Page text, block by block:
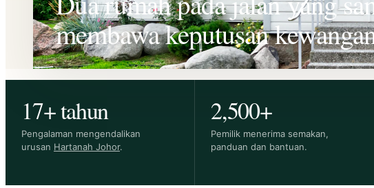
membawa keputusan
17+ tahun
Pengalaman mengendalikan
urusan Hartanah Johor.
2,500+
Pemilik menerima semakan,
panduan dan bantuan.